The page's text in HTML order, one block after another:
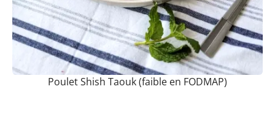
Poulet Shish Taouk (faible en FODMAP)